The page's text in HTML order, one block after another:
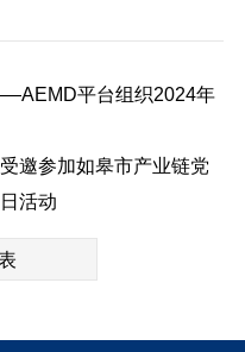
平台组织2024年
邀参加如皋市产业链党
活动